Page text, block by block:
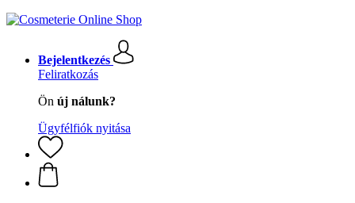
Bejelentkezés
Feliratkozás
Ön új nálunk?
Ügyfélfiók nyitása